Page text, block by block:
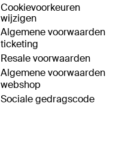
Cookievoorkeuren
wijzigen
Algemene voorwaarden
ticketing
Resale voorwaarden
Algemene voorwaarden
webshop
Sociale gedragscode